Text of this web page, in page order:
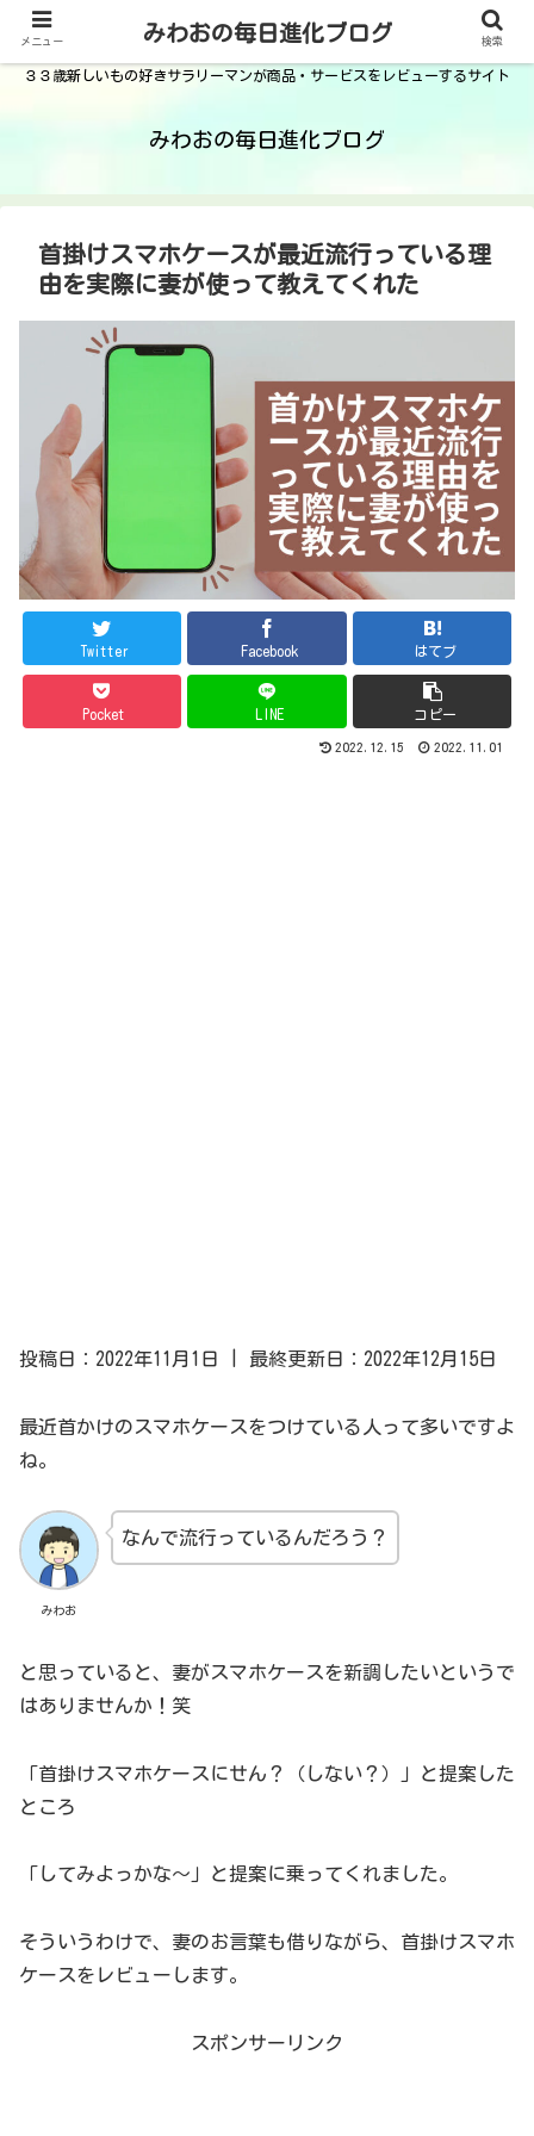
３３歳新しいもの好きサラリーマンが商品・サービスをレビューするサイト
みわおの毎日進化ブログ
首掛けスマホケースが最近流行っている理
由を実際に妻が使って教えてくれた
Twitter Facebook はてブ
Pocket LINE コピー
2022.12.15 2022.11.01
投稿日：2022年11月1日 | 最終更新日：2022年12月15日
最近首かけのスマホケースをつけている人って多いですよ
ね。
みわお
なんで流行っているんだろう？
と思っていると、妻がスマホケースを新調したいというで
はありませんか！笑
「首掛けスマホケースにせん？（しない？）」と提案した
ところ
「してみよっかな〜」と提案に乗ってくれました。
そういうわけで、妻のお言葉も借りながら、首掛けスマホ
ケースをレビューします。
スポンサーリンク
メニュー みわおの毎日進化ブログ 検索